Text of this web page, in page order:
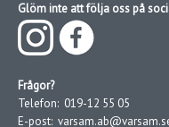
Glöm inte att följa oss på
Frågor?
Telefon: 019-12 55 05
E-post: